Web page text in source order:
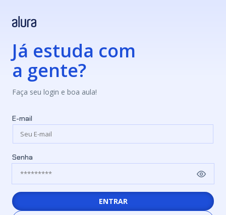
Já estuda com
a gente?
Faça seu login e boa aula!
E-mail
Senha
ENTRAR